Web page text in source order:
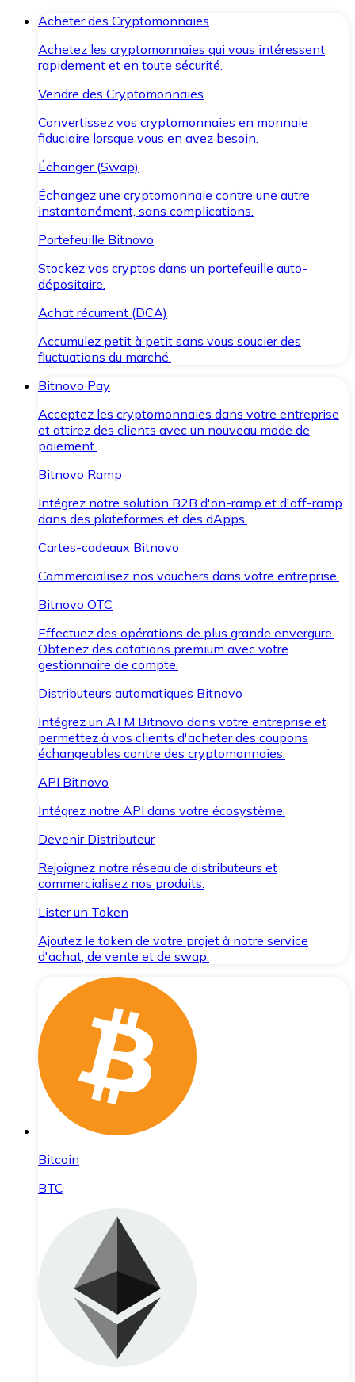
Acheter des Cryptomonnaies
Achetez les cryptomonnaies qui vous intéressent
rapidement et en toute sécurité.
Vendre des Cryptomonnaies
Convertissez vos cryptomonnaies en monnaie
fiduciaire lorsque vous en avez besoin.
Échanger (Swap)
Échangez une cryptomonnaie contre une autre
instantanément, sans complications.
Portefeuille Bitnovo
Stockez vos cryptos dans un portefeuille auto-
dépositaire.
Achat récurrent (DCA)
Accumulez petit à petit sans vous soucier des
fluctuations du marché.
Bitnovo Pay
Acceptez les cryptomonnaies dans votre entreprise
et attirez des clients avec un nouveau mode de
paiement.
Bitnovo Ramp
Intégrez notre solution B2B d'on-ramp et d'off-ramp
dans des plateformes et des dApps.
Cartes-cadeaux Bitnovo
Commercialisez nos vouchers dans votre entreprise.
Bitnovo OTC
Effectuez des opérations de plus grande envergure.
Obtenez des cotations premium avec votre
gestionnaire de compte.
Distributeurs automatiques Bitnovo
Intégrez un ATM Bitnovo dans votre entreprise et
permettez à vos clients d'acheter des coupons
échangeables contre des cryptomonnaies.
API Bitnovo
Intégrez notre API dans votre écosystème.
Devenir Distributeur
Rejoignez notre réseau de distributeurs et
commercialisez nos produits.
Lister un Token
Ajoutez le token de votre projet à notre service
d'achat, de vente et de swap.
Bitcoin
BTC